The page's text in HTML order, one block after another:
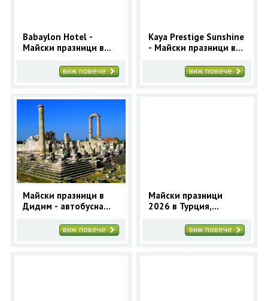
Babaylon Hotel -
Майски празници в
виж повече
Kaya Prestige Sunshine
- Майски празници в
нощувки виж повече
Майски празници в
Дидим - автобусна
| Почивка в Дидим
виж повече
Майски празници
2026 в Турция,
нощувки | Почивка в
Мармарис с автобус
виж повече